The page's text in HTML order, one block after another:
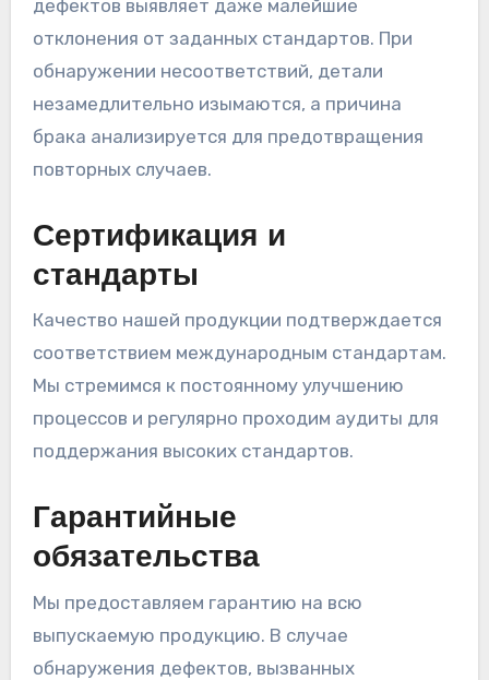
дефектов выявляет даже малейшие
отклонения от заданных стандартов. При
обнаружении несоответствий, детали
незамедлительно изымаются, а причина
брака анализируется для предотвращения
повторных случаев.
Сертификация и
стандарты
Качество нашей продукции подтверждается
соответствием международным стандартам.
Мы стремимся к постоянному улучшению
процессов и регулярно проходим аудиты для
поддержания высоких стандартов.
Гарантийные
обязательства
Мы предоставляем гарантию на всю
выпускаемую продукцию. В случае
обнаружения дефектов, вызванных